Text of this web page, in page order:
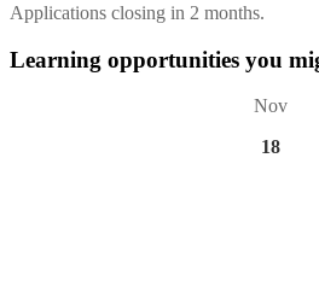
Applications closing in 2 months.
Learning opportunities you
Nov
18